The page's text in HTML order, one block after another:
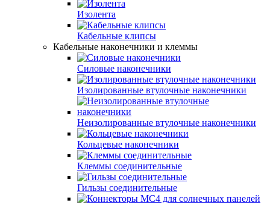
Изолента
Кабельные клипсы
Кабельные наконечники и клеммы
Силовые наконечники
Изолированные втулочные наконечники
Неизолированные втулочные наконечники
Кольцевые наконечники
Клеммы соединительные
Гильзы соединительные